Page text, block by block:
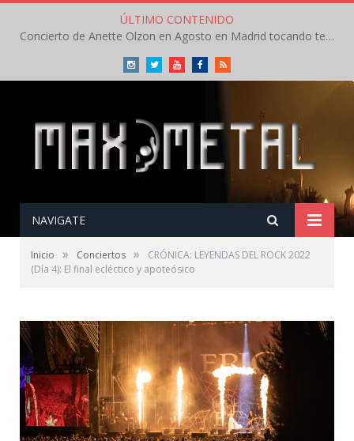
ÚLTIMO CONTENIDO
Concierto de Anette Olzon en Agosto en Madrid tocando temas de Nightwish
InstagramTwitterYoutubeFacebookRSS
NAVIGATE
Inicio » Conciertos »
CRÓNICA: LEYENDAS DEL ROCK 2022
(Día 4): El final ecléctico y apoteósico